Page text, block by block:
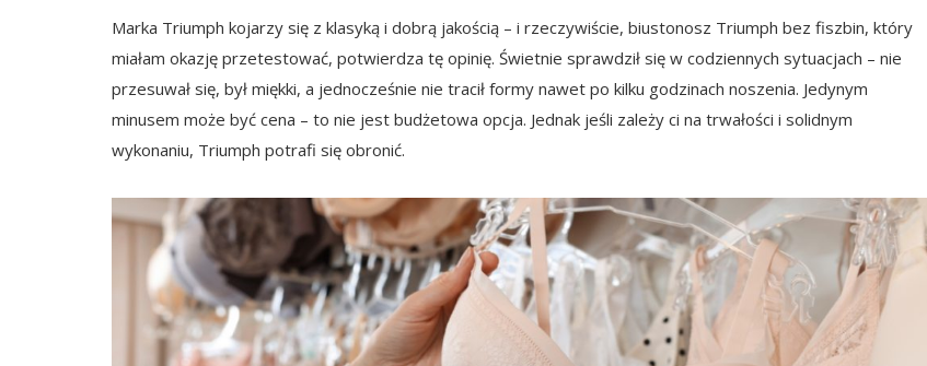
Marka Triumph kojarzy się z klasyką i dobrą jakością – i rzeczywiście, biustonosz Triumph bez fiszbin, który
miałam okazję przetestować, potwierdza tę opinię. Świetnie sprawdził się w codziennych sytuacjach – nie
przesuwał się, był miękki, a jednocześnie nie tracił formy nawet po kilku godzinach noszenia. Jedynym
minusem może być cena – to nie jest budżetowa opcja. Jednak jeśli zależy ci na trwałości i solidnym
wykonaniu, Triumph potrafi się obronić.